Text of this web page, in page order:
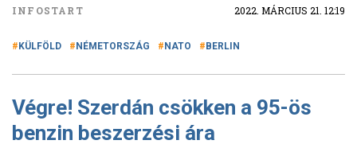
INFOSTART 2022. MÁRCIUS 21. 12:19
KÜLFÖLD NÉMETORSZÁG NATO BERLIN
Végre! Szerdán csökken a 95-ös
benzin beszerzési ára